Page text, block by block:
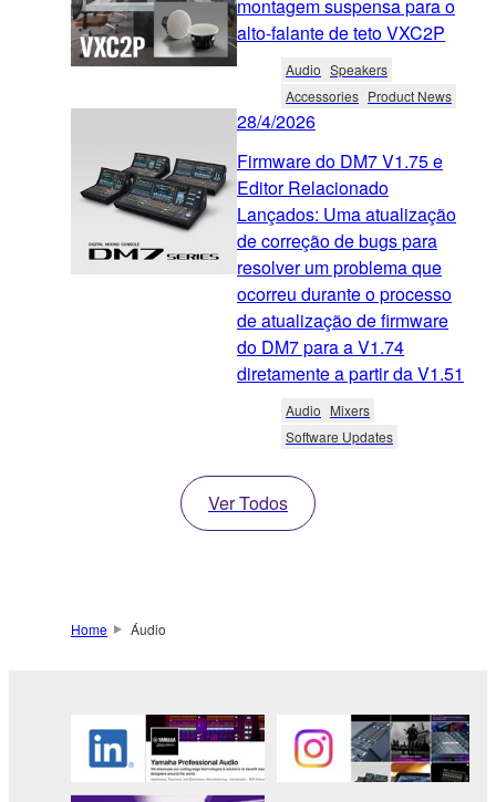
montagem suspensa para o
alto-falante de teto VXC2P
Audio Speakers
Accessories Product News
28/4/2026
Firmware do DM7 V1.75 e
Editor Relacionado
Lançados: Uma atualização
de correção de bugs para
resolver um problema que
ocorreu durante o processo
de atualização de firmware
do DM7 para a V1.74
diretamente a partir da V1.51
Audio Mixers
Software Updates
Ver Todos
Home Áudio